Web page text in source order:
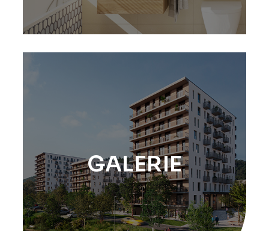
GALERIE